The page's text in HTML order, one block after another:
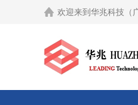
欢迎来到 华兆科技（